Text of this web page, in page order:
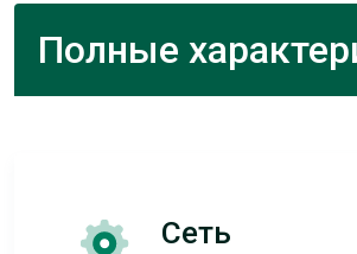
Полные
Сеть